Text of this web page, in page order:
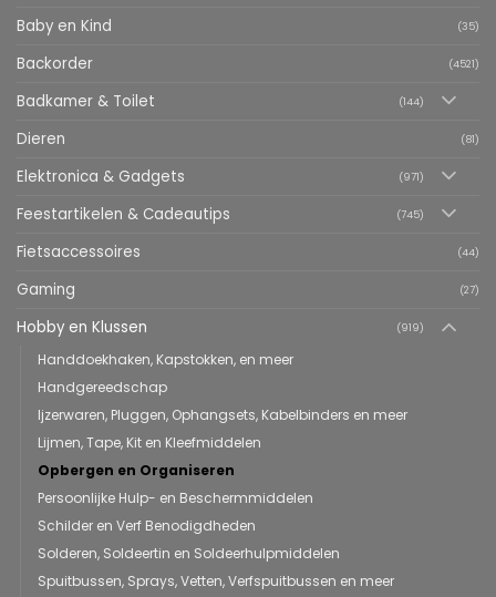
Baby en Kind (35)
Backorder (4521)
Badkamer & Toilet (144)
Dieren (81)
Elektronica & Gadgets (971)
Feestartikelen & Cadeautips (745)
Fietsaccessoires (44)
Gaming (27)
Hobby en Klussen (919)
Handdoekhaken, Kapstokken, en meer
Handgereedschap
Ijzerwaren, Pluggen, Ophangsets, Kabelbinders en meer
Lijmen, Tape, Kit en Kleefmiddelen
Opbergen en Organiseren
Persoonlijke Hulp- en Beschermmiddelen
Schilder en Verf Benodigdheden
Solderen, Soldeertin en Soldeerhulpmiddelen
Spuitbussen, Sprays, Vetten, Verfspuitbussen en meer